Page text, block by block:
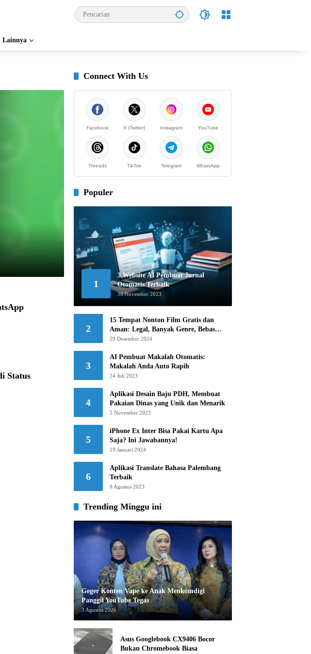
Lainnya
Status
Connect With Us
Facebook X (Twitter) Instagram YouTube
Threads TikTok Telegram WhatsApp
Populer
1
3 Website AI Pembuat Jurnal
Otomatis Terbaik
30 November 2023
2
15 Tempat Nonton Film Gratis dan
Aman: Legal, Banyak Genre, Bebas
Khawatir!
29 Desember 2024
3
AI Pembuat Makalah Otomatis:
Makalah Anda Auto Rapih
24 Juli 2023
4
Aplikasi Desain Baju PDH, Membuat
Pakaian Dinas yang Unik dan Menarik
5 November 2023
5
iPhone Ex Inter Bisa Pakai Kartu Apa
Saja? Ini Jawabannya!
19 Januari 2024
6
Aplikasi Translate Bahasa Palembang
Terbaik
9 Agustus 2023
Trending Minggu ini
Geger Konten Vape ke Anak Menkomdigi
Panggil YouTube Tegas
3 Agustus 2026
Asus Googlebook CX9406 Bocor
Bukan Chromebook Biasa